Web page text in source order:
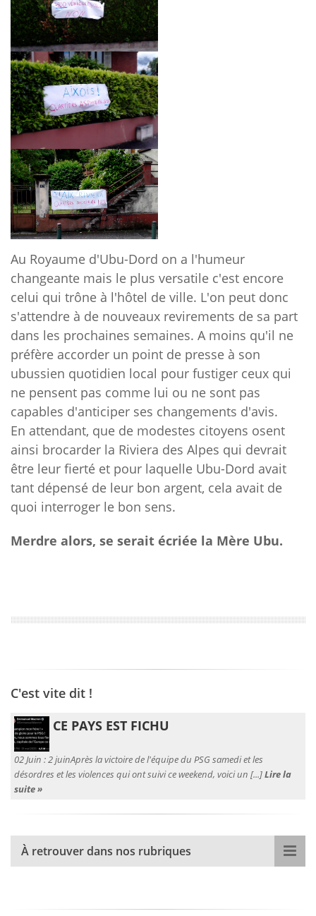
Au Royaume d'Ubu-Dord on a l'humeur
changeante mais le plus versatile c'est encore
celui qui trône à l'hôtel de ville. L'on peut donc
s'attendre à de nouveaux revirements de sa part
dans les prochaines semaines. A moins qu'il ne
préfère accorder un point de presse à son
ubussien quotidien local pour fustiger ceux qui
ne pensent pas comme lui ou ne sont pas
capables d'anticiper ses changements d'avis.
En attendant, que de modestes citoyens osent
ainsi brocarder la Riviera des Alpes qui devrait
être leur fierté et pour laquelle Ubu-Dord avait
tant dépensé de leur bon argent, cela avait de
quoi interroger le bon sens.
Merdre alors, se serait écriée la Mère Ubu.
C'est vite dit !
CE PAYS EST FICHU
02 Juin :2 juinAprès la victoire de l'équipe du PSG samedi et les
désordres et les violences qui ont suivi ce weekend, voici un [...]Lire la
suite »
À retrouver dans nos rubriques